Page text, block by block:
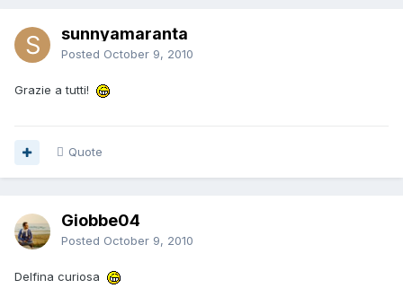
sunnyamaranta
Posted October 9, 2010
Grazie a tutti!
Quote
Giobbe04
Posted October 9, 2010
Delfina curiosa